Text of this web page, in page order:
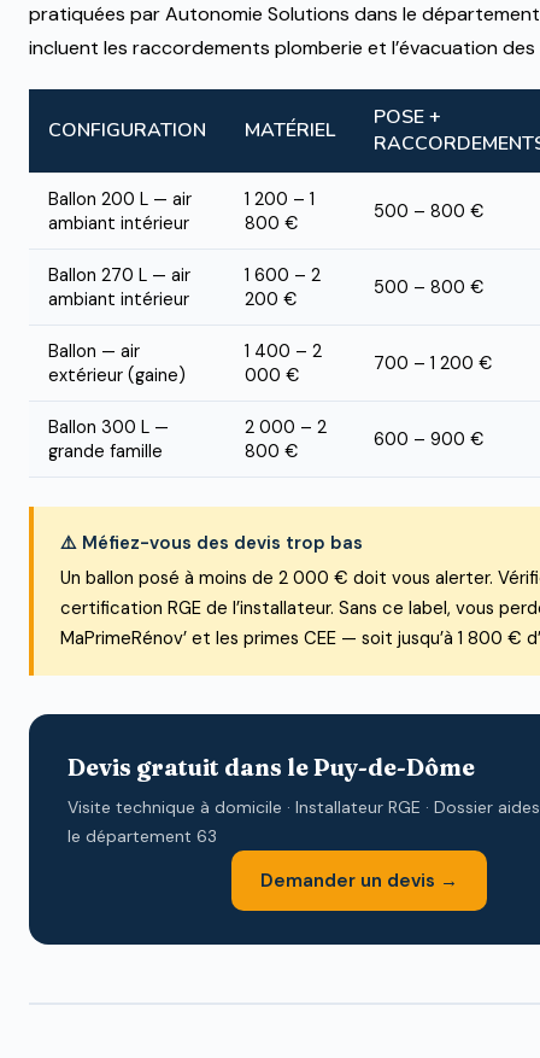
pratiquées par Autonomie Solutions dans le
incluent les raccordements plomberie et l’évacuation
CONFIGURATION MATÉRIEL
POSE +
Ballon 200 L — air
ambiant intérieur
1 200 – 1
800 €
500 – 800 €
Ballon 270 L — air
ambiant intérieur
1 600 – 2
200 €
500 – 800 €
Ballon — air
extérieur (gaine)
1 400 – 2
000 €
700 – 1 200 €
Ballon 300 L —
grande famille
2 000 – 2
800 €
600 – 900 €
⚠️ Méfiez-vous des devis trop bas
Un ballon posé à moins de 2 000 € doit vous alerter.
certification RGE de l’installateur. Sans ce label, vous
MaPrimeRénov’ et les primes CEE — soit jusqu’à 1 800 €
Devis gratuit dans le Puy-de-Dôme
Visite technique à domicile · Installateur RGE · Dossier
le département 63
Demander un devis →